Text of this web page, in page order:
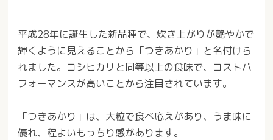
平成28年に誕生した新品種で、炊き上がりが艶やかで
輝くように見えることから「つきあかり」と名付けら
れました。コシヒカリと同等以上の食味で、コストパ
フォーマンスが高いことから注目されています。
「つきあかり」は、大粒で食べ応えがあり、うま味に
優れ、程よいもっちり感があります。